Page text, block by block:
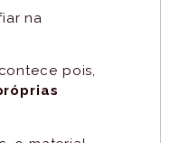
na
pois,